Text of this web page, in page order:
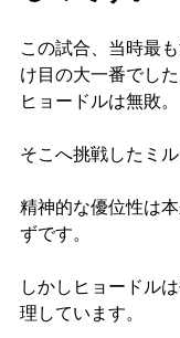
この試合、当時最
け目の大一番でした
ヒョードルは無敗。
そこへ挑戦したミル
精神的な優位性は
ずです。
しかしヒョードル
理しています。